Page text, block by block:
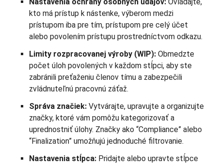
kto má prístup k nástenke, výberom medzi
prístupom iba pre tím, prístupom pre celý účet
alebo povolením prístupu prostredníctvom odkazu.
Limity rozpracovanej výroby (WIP): Obmedzte
počet úloh povolených v každom stĺpci, aby ste
zabránili preťaženiu členov tímu a zabezpečili
zvládnuteľnú pracovnú záťaž.
Správa značiek: Vytvárajte, upravujte a organizujte
značky, ktoré vám pomôžu kategorizovať a
uprednostniť úlohy. Značky ako “Compliance” alebo
“Finalization” umožňujú jednoduché filtrovanie.
Nastavenia stĺpca: Pridajte alebo upravte stĺpce